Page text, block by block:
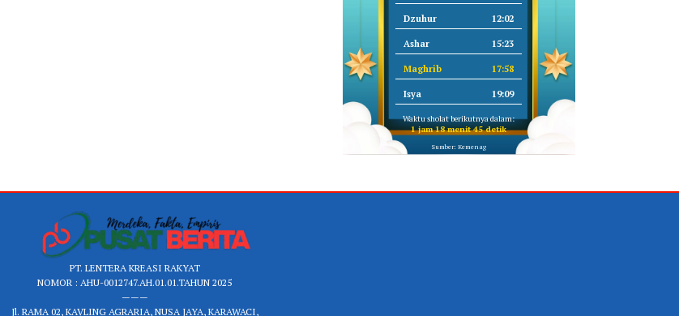
Dzuhur 12:02
Ashar 15:23
Maghrib 17:58
Isya 19:09
Waktu sholat berikutnya dalam:
1 jam 18 menit 44 detik
Sumber: Kemenag
PT. LENTERA KREASI RAKYAT
NOMOR : AHU-0012747.AH.01.01.TAHUN 2025
———
Jl. RAMA 02, KAVLING AGRARIA, NUSA JAYA, KARAWACI,